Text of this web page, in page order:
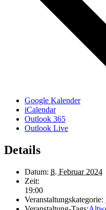
Google Kalender
iCalendar
Outlook 365
Outlook Live
Details
Datum: 8. Februar 2024
Zeit:
19:00
Veranstaltungskategorie: